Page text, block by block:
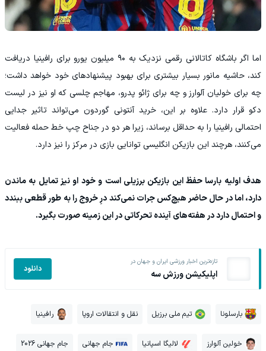
اما اگر باشگاه کاتالانی رقمی نزدیک به ۹۰ میلیون یورو برای رافینیا دریافت
کند، حاشیه مانور بسیار بیشتری برای بهبود پیشنهادهای خود خواهد داشت؛
چه برای خولیان آلوارز و چه برای ژائو پدرو، مهاجم چلسی که او نیز در لیست
دکو قرار دارد. علاوه بر این، خرید آنتونی گوردون می‌تواند تاثیر جدایی
احتمالی رافینیا را به حداقل برساند، زیرا هر دو در جناح چپ خط حمله فعالیت
می‌کنند، هرچند این بازیکن انگلیسی توانایی بازی در مرکز را نیز دارد.
هدف اولیه بارسا حفظ این بازیکن برزیلی است و خود او نیز تمایل به ماندن
دارد، اما در حال حاضر هیچ‌کس جرات نمی‌کند درِ خروج را به طور قطعی ببندد
و احتمال دارد در هفته‌های آینده تحرکاتی در این زمینه صورت بگیرد.
تازه‌ترین اخبار ورزشی ایران و جهان در
اپلیکیشن ورزش سه دانلود
بارسلونا تیم ملی برزیل نقل و انتقالات اروپا رافینیا
خولین آلوارز لالیگا اسپانیا جام جهانی جام جهانی 2026